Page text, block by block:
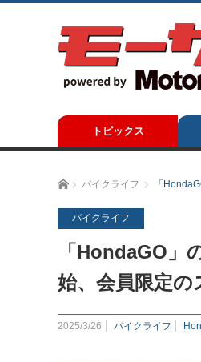
トピックス
ホームバイクライフ 「
バイクライフ
「HondaGO」
始、会員限定の
2025/3/26 バイクライフ